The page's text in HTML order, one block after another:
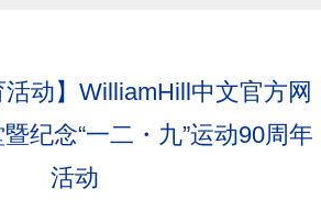
活动】WilliamHill中文官方网
纪念“一二・九”运动90周年
活动